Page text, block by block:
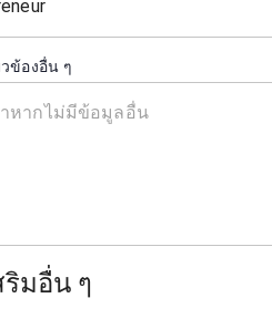
ข้องอื่น ๆ
มอื่น ๆ